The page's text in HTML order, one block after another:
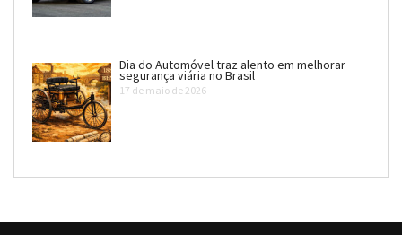
Dia do Automóvel traz alento em melhorar
segurança viária no Brasil
17 de maio de 2026